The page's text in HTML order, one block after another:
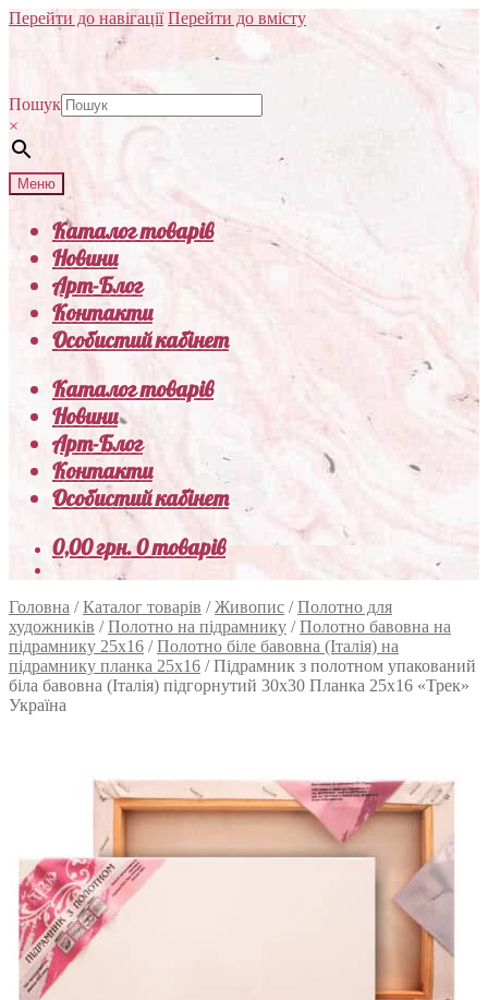
Перейти до навігації Перейти до вмісту
Пошук
×
Меню
Каталог товарів
Новини
Арт-Блог
Контакти
Особистий кабінет
Каталог товарів
Новини
Арт-Блог
Контакти
Особистий кабінет
0,00грн.0 товарів
Головна /Каталог товарів /Живопис /Полотно для
художників /Полотно на підрамнику /Полотно бавовна на
підрамнику 25х16 /Полотно біле бавовна (Італія) на
підрамнику планка 25х16 /Підрамник з полотном упакований
біла бавовна (Італія) підгорнутий 30х30 Планка 25х16 «Трек»
Україна